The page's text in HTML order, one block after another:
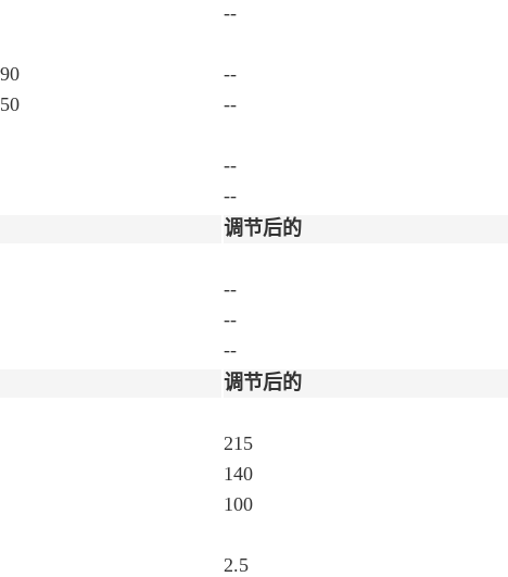
--
--
--
--
--
调节后的
--
--
--
调节后的
215
140
100
2.5